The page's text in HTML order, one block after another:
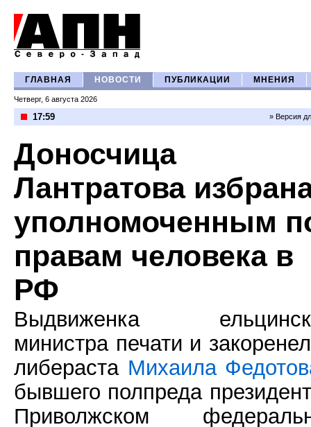
ГЛАВНАЯ НОВОСТИ ПУБЛИКАЦИИ МНЕНИЯ
Четверг, 6 августа 2026
17:59 » Версия
Доносчица
Лантратова
уполномоченным
правам человека в
РФ
Выдвиженка
министра печати и
либераста Михаила
бывшего полпреда
Приволжском